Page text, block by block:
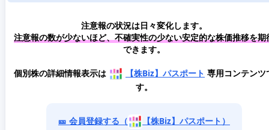
注意報の状況は日々変化します。
注意報の数が少ないほど、不確実性の少ない安定的な株価推移を期
できます。
個別株の詳細情報表示は 【株Biz】パスポート 専用コンテンツ
す。
🎫 会員登録する（ 【株Biz】パスポート）